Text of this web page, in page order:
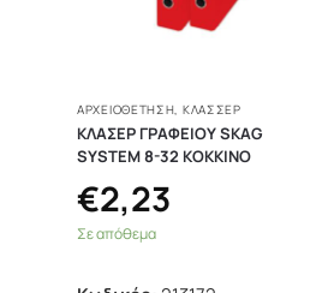
ΑΡΧΕΙΟΘΕΤΗΣΗ ΚΛΑΣΣΈΡ
ΚΛΑΣΕΡ ΓΡΑΦΕΙΟΥ SKAG
SYSTEM 8-32 ΚΟΚΚΙΝΟ
€2,23
Σε απόθεμα